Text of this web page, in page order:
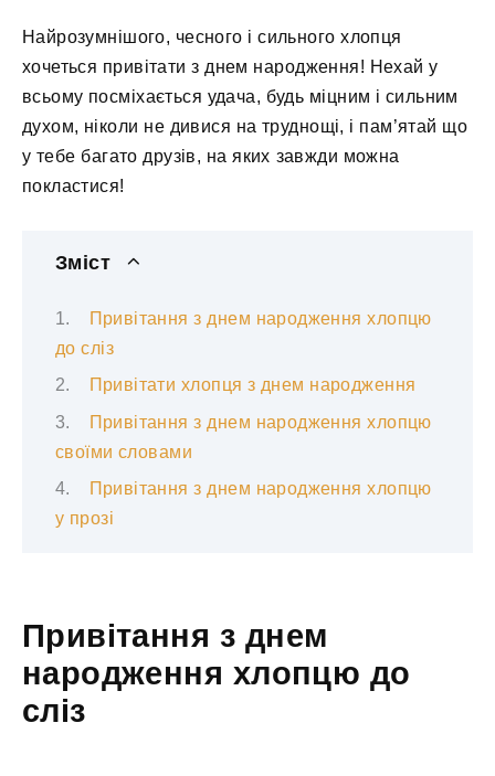
Найрозумнішого, чесного і сильного хлопця
хочеться привітати з днем ​​народження! Нехай у
всьому посміхається удача, будь міцним і сильним
духом, ніколи не дивися на труднощі, і пам’ятай що
у тебе багато друзів, на яких завжди можна
покластися!
Зміст
Привітання з днем народження хлопцю
до сліз
Привітати хлопця з днем народження
Привітання з днем народження хлопцю
своїми словами
Привітання з днем народження хлопцю
у прозі
Привітання з днем
народження хлопцю до
сліз